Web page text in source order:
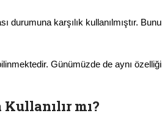
karşılık kullanılmıştır.
Günümüzde de aynı
mı?